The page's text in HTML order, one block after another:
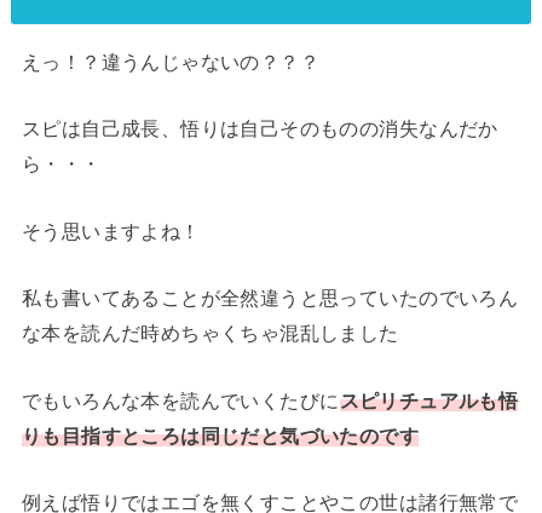
えっ！？違うんじゃないの？？？
スピは自己成長、悟りは自己そのものの消失なんだか
ら・・・
そう思いますよね！
私も書いてあることが全然違うと思っていたのでいろん
な本を読んだ時めちゃくちゃ混乱しました
でもいろんな本を読んでいくたびにスピリチュアルも悟
りも目指すところは同じだと気づいたのです
例えば悟りではエゴを無くすことやこの世は諸行無常で